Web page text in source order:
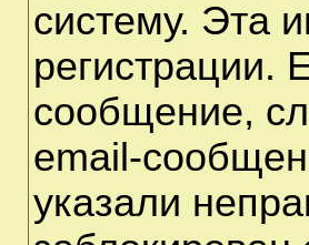
систему. Эта
регистрации.
сообщение,
email-
указали